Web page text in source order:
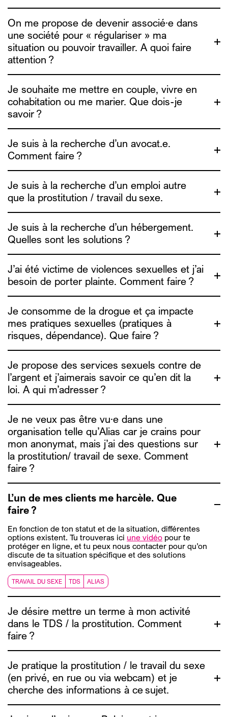
On me propose de devenir associé·e dans
une société pour « régulariser » ma
situation ou pouvoir travailler. A quoi faire
attention ?
fairwork.be
Je souhaite me mettre en couple, vivre en
cohabitation ou me marier. Que dois-je
savoir ?
ADDE
Je suis à la recherche d’un avocat.e.
Comment faire ?
Je suis à la recherche d’un emploi autre
que la prostitution / travail du sexe.
ici
Je suis à la recherche d’un hébergement.
Quelles sont les solutions ?
J’ai été victime de violences sexuelles et j’ai
besoin de porter plainte. Comment faire ?
lien ici
Je consomme de la drogue et ça impacte
mes pratiques sexuelles (pratiques à
risques, dépendance). Que faire ?
une étude sur le
Je propose des services sexuels contre de
l’argent et j’aimerais savoir ce qu’en dit la
loi. A qui m’adresser ?
info4escorts.be
UTSOPI
Je ne veux pas être vu·e dans une
organisation telle qu’Alias car je crains pour
mon anonymat, mais j’ai des questions sur
la prostitution/ travail de sexe. Comment
faire ?
L’un de mes clients me harcèle. Que
faire ?
En fonction de ton statut et de la situation, différentes
options existent. Tu trouveras ici une vidéo pour te
protéger en ligne, et tu peux nous contacter pour qu’on
discute de ta situation spécifique et des solutions
envisageables.
TRAVAIL DU SEXE TDS ALIAS
Je désire mettre un terme à mon activité
dans le TDS / la prostitution. Comment
faire ?
info4escorts.be
Je pratique la prostitution / le travail du sexe
(en privé, en rue ou via webcam) et je
cherche des informations à ce sujet.